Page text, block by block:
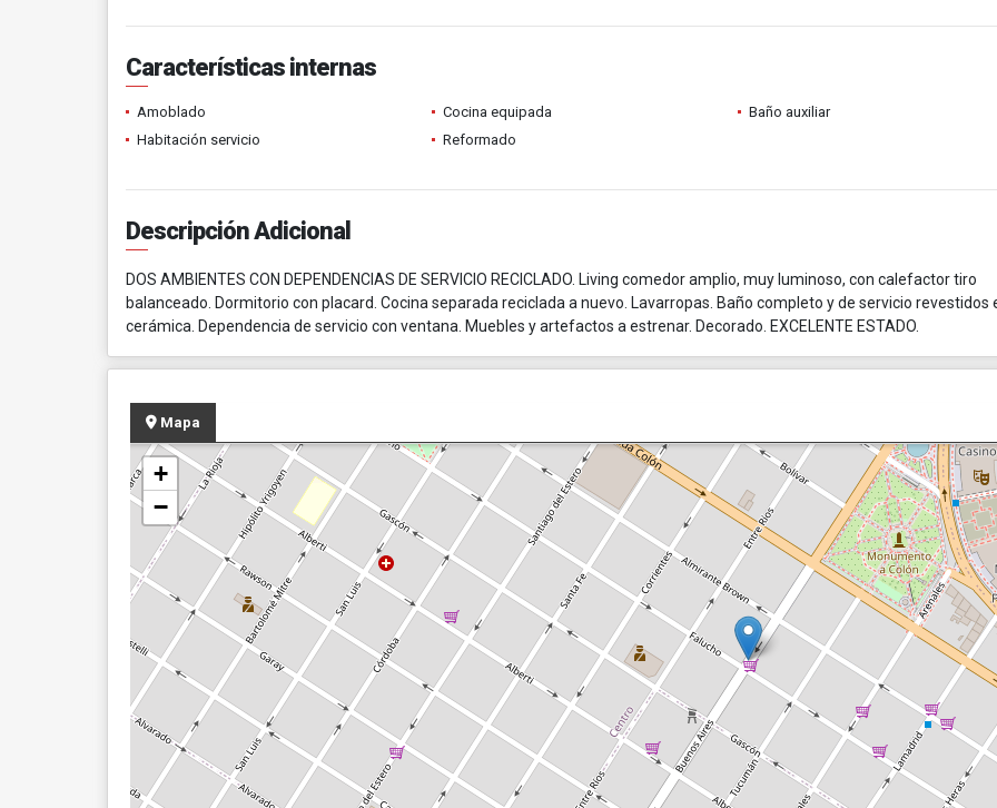
Características internas
Amoblado Cocina equipada
Baño auxiliar
Habitación servicio
Reformado
Descripción Adicional
DOS AMBIENTES CON DEPENDENCIAS DE SERVICIO RECICLADO. Living comedor amplio, muy luminoso, con calefactor tiro
balanceado. Dormitorio con placard. Cocina separada reciclada a nuevo. Lavarropas. Baño completo y de servicio revestidos
cerámica. Dependencia de servicio con ventana. Muebles y artefactos a estrenar. Decorado. EXCELENTE ESTADO.
Mapa
+
−